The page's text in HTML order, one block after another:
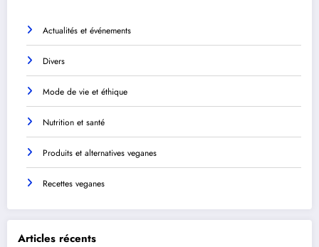
Actualités et événements
Divers
Mode de vie et éthique
Nutrition et santé
Produits et alternatives veganes
Recettes veganes
Articles récents